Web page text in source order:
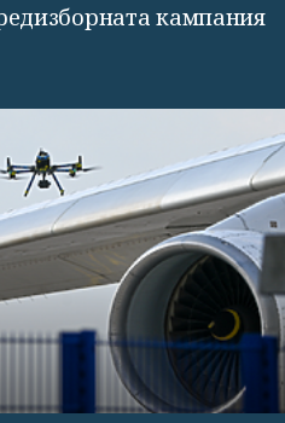
кампания